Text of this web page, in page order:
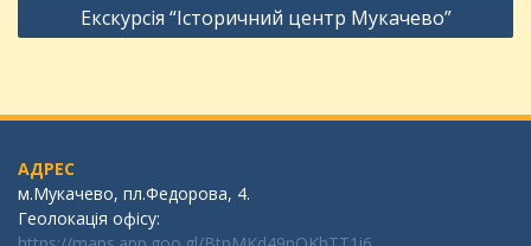
Екскурсія “Історичний центр Мукачево”
АДРЕС
м.Мукачево, пл.Федорова, 4.
Геолокація офісу: